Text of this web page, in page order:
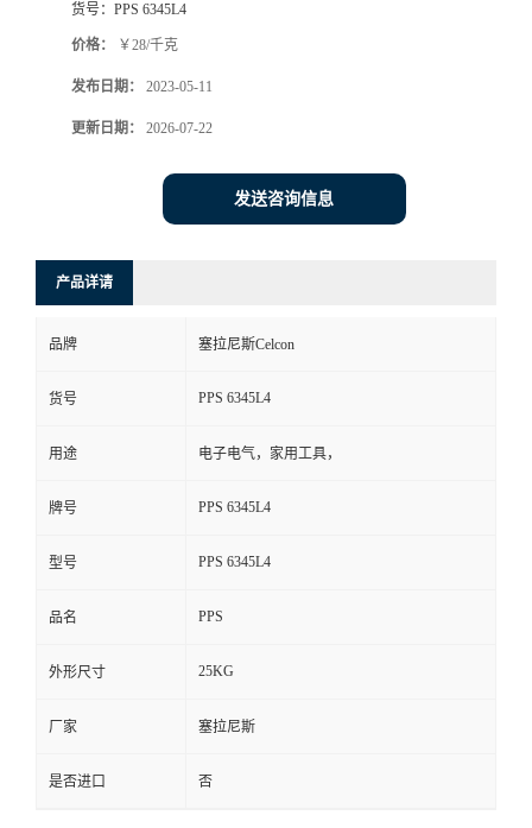
系
言
货号： PPS 6345L4
价格： ￥28/千克
发布日期： 2023-05-11
更新日期： 2026-07-22
发送咨询信息
产品详请
品牌 塞拉尼斯Celcon
货号 PPS 6345L4
用途 电子电气，家用工具，
牌号 PPS 6345L4
型号 PPS 6345L4
品名 PPS
外形尺寸 25KG
厂家 塞拉尼斯
是否进口 否